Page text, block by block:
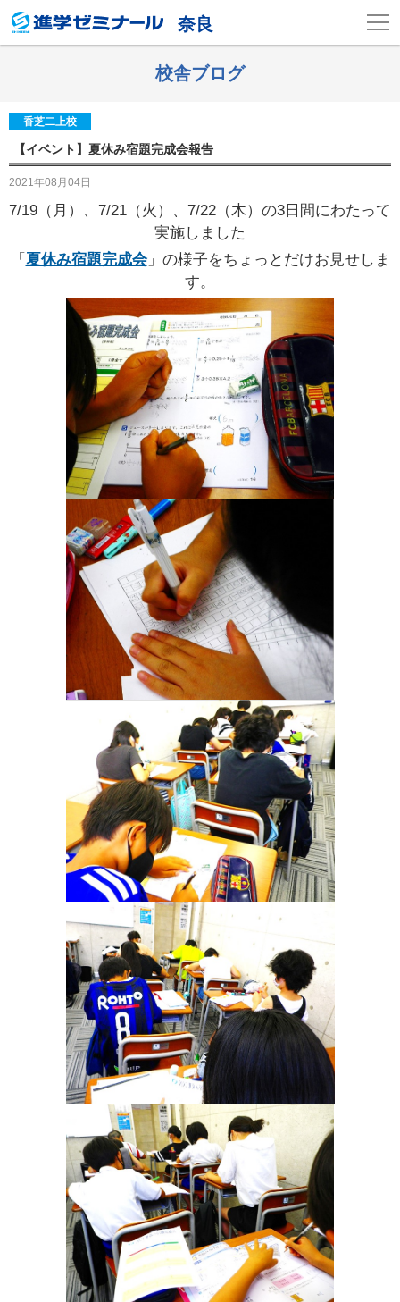
奈良
校舎ブログ
香芝二上校
【イベント】夏休み宿題完成会報告
2021年08月04日
7/19（月）、7/21（火）、7/22（木）の3日間にわたって
実施しました
「 夏休み宿題完成会」の様子をちょっとだけお見せしま
す。